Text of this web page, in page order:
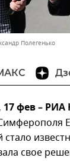
Полегенько
фев – РИА
стало
свое